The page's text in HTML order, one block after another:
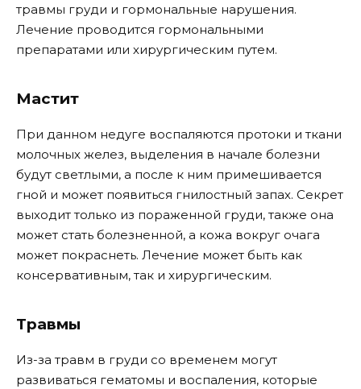
травмы груди и гормональные нарушения.
Лечение проводится гормональными
препаратами или хирургическим путем.
Мастит
При данном недуге воспаляются протоки и ткани
молочных желез, выделения в начале болезни
будут светлыми, а после к ним примешивается
гной и может появиться гнилостный запах. Секрет
выходит только из пораженной груди, также она
может стать болезненной, а кожа вокруг очага
может покраснеть. Лечение может быть как
консервативным, так и хирургическим.
Травмы
Из-за травм в груди со временем могут
развиваться гематомы и воспаления, которые